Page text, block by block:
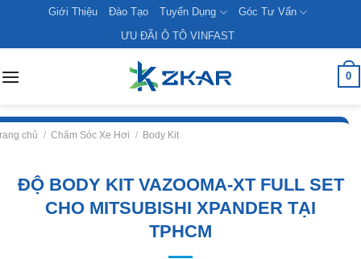
content
Giới Thiệu Đào Tạo Tuyển Dụng
Góc Tư Vấn
ƯU ĐÃI Ô TÔ VINFAST
0
chủ / Chăm Sóc Xe Hơi / Body Kit
ĐỘ BODY KIT VAZOOMA-XT FULL SET
CHO MITSUBISHI XPANDER TẠI
TPHCM